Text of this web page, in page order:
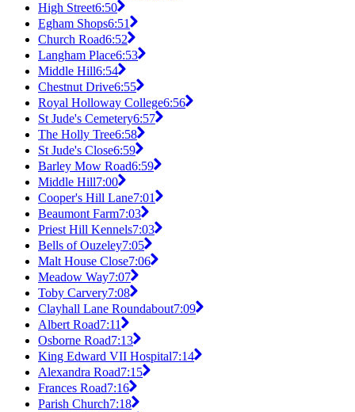
High Street6:50
Egham Shops6:51
Church Road6:52
Langham Place6:53
Middle Hill6:54
Chestnut Drive6:55
Royal Holloway College6:56
St Jude's Cemetery6:57
The Holly Tree6:58
St Jude's Close6:59
Barley Mow Road6:59
Middle Hill7:00
Cooper's Hill Lane7:01
Beaumont Farm7:03
Priest Hill Kennels7:03
Bells of Ouzeley7:05
Malt House Close7:06
Meadow Way7:07
Toby Carvery7:08
Clayhall Lane Roundabout7:09
Albert Road7:11
Osborne Road7:13
King Edward VII Hospital7:14
Alexandra Road7:15
Frances Road7:16
Parish Church7:18